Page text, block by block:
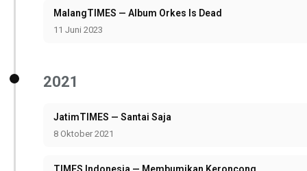
MalangTIMES — Album Orkes Is Dead
11 Juni 2023
2021
JatimTIMES — Santai Saja
8 Oktober 2021